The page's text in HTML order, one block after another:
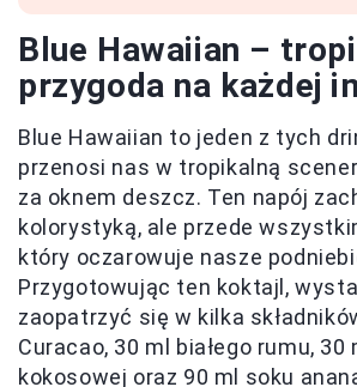
Blue Hawaiian –
przygoda na każdej
Blue Hawaiian to jeden z tych
przenosi nas w tropikalną
za oknem deszcz. Ten napój
kolorystyką, ale przede
który oczarowuje nasze
Przygotowując ten koktajl,
zaopatrzyć się w kilka
Curacao, 30 ml białego rumu,
kokosowej oraz 90 ml soku